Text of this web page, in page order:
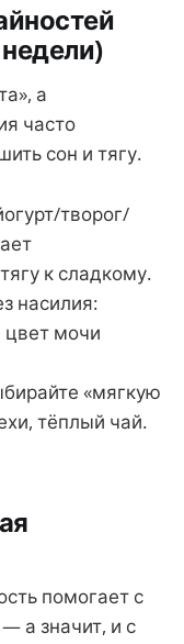
а
часто
сон и тягу.
творог/
к сладкому.
насилия:
цвет мочи
«мягкую
тёплый чай.
помогает с
а значит, и с